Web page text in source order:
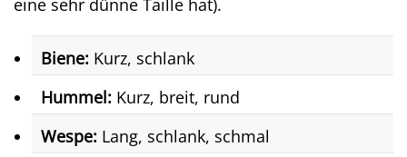
eine sehr dünne Taille hat).
Biene: Kurz, schlank
Hummel: Kurz, breit, rund
Wespe: Lang, schlank, schmal